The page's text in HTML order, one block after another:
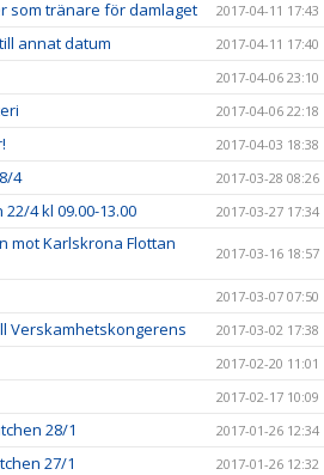
som tränare för damlaget 2017-04-11 17:43
annat datum 2017-04-11 17:40
2017-04-06 23:10
2017-04-06 22:18
2017-04-03 18:38
4 2017-03-28 08:26
4 kl 09.00-13.00 2017-03-27 17:34
mot Karlskrona Flottan
2017-03-16 18:57
2017-03-07 07:50
Verskamhetskongerens 2017-03-02 17:38
2017-02-20 11:01
2017-02-17 10:09
28/1 2017-01-26 12:34
27/1 2017-01-26 12:32